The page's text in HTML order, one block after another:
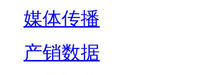
媒体传播
产销数据